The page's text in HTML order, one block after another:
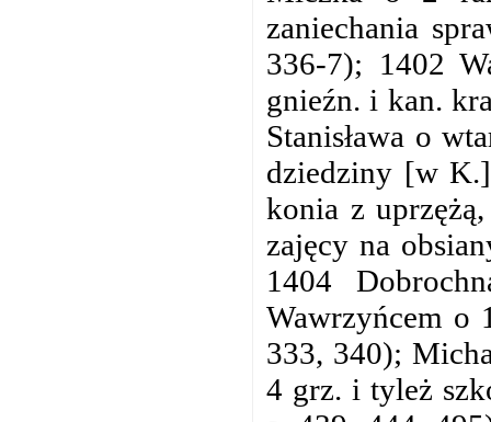
zaniechania
336-7); 1402
gnieźn. i kan.
Stanisława o
dziedziny [w
konia z
zajęcy na
1404
Wawrzyńcem o
333, 340);
4 grz. i tyleż